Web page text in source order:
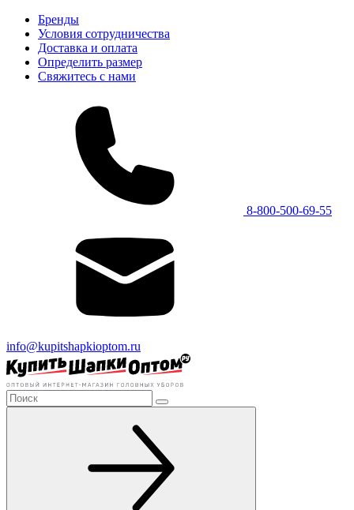
Бренды
Условия сотрудничества
Доставка и оплата
Определить размер
Свяжитесь с нами
8-800-500-69-55
info@kupitshapkioptom.ru